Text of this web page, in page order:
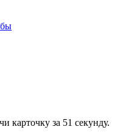
карточку за 51 секунду.